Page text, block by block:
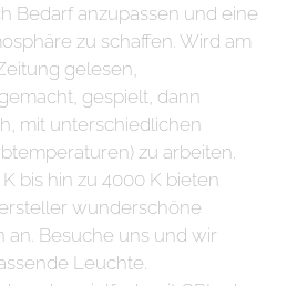
Bedarf anzupassen und eine
zu schaffen. Wird am
gelesen,
gespielt, dann
mit unterschiedlichen
zu arbeiten.
bis hin zu 4000 K bieten
wunderschöne
an. Besuche uns und wir
Leuchte.